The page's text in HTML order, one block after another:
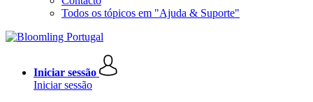
Todos os tópicos em "Ajuda & Suporte"
Iniciar sessão
Iniciar sessão